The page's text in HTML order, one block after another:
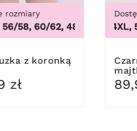
62
rozmiary
60/62,48/50, 52/54, 56/
z koronką
zł
3XL, 4XL,
Czarne modelujące